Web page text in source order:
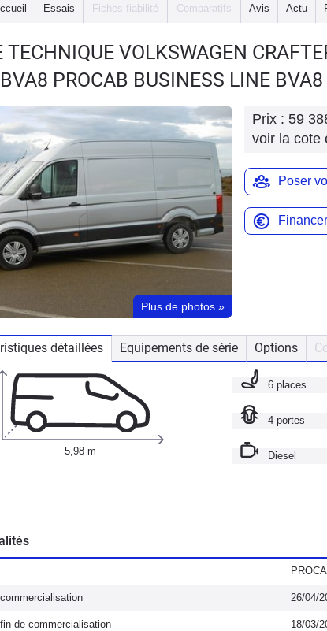
Essais Fiches fiabilité Comparatifs Avis Actu
TECHNIQUE VOLKSWAGEN
PROCAB BUSINESS LINE BVA8
Plus de photos »
Prix : 59
voir la cote
Poser
Financer
détaillées Equipements de série Options
5,98 m
6 places
4 portes
Diesel
26/04/
de commercialisation 18/03/